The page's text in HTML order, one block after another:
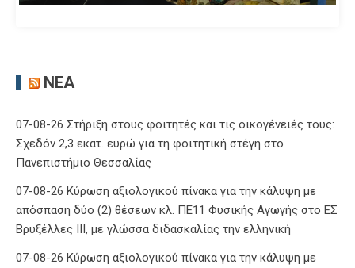
ΝΈΑ
07-08-26 Στήριξη στους φοιτητές και τις οικογένειές τους:
Σχεδόν 2,3 εκατ. ευρώ για τη φοιτητική στέγη στο
Πανεπιστήμιο Θεσσαλίας
07-08-26 Κύρωση αξιολογικού πίνακα για την κάλυψη με
απόσπαση δύο (2) θέσεων κλ. ΠΕ11 Φυσικής Αγωγής στο ΕΣ
Βρυξέλλες ΙΙΙ, με γλώσσα διδασκαλίας την ελληνική
07-08-26 Κύρωση αξιολογικού πίνακα για την κάλυψη με